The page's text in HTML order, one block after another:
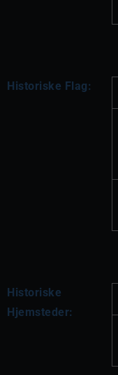
Historiske Flag:
Historiske
Hjemsteder: